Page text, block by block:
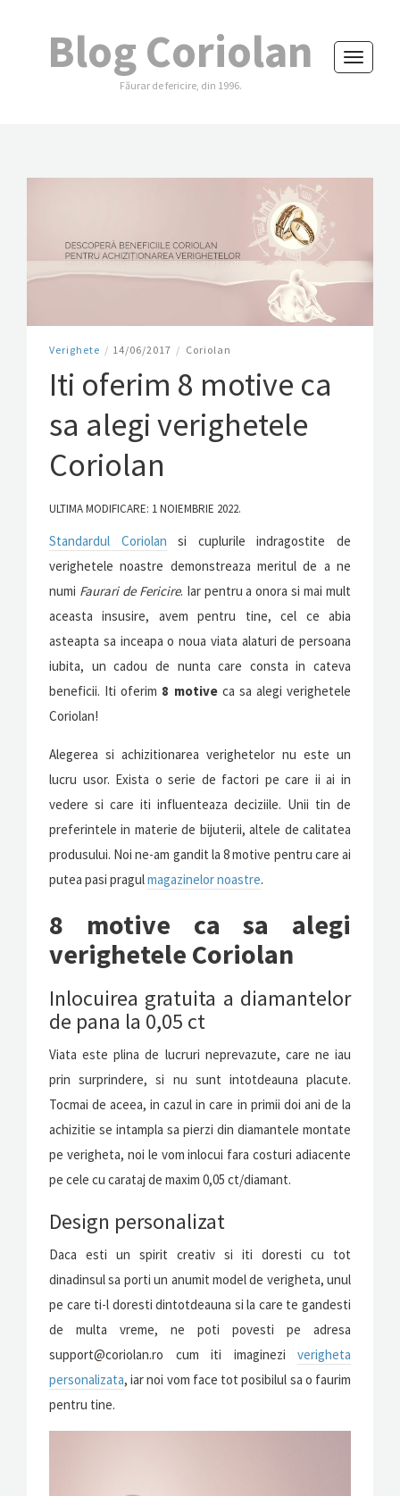
Blog Coriolan
Făurar de fericire, din 1996.
Toggle
Verighete / 14/06/2017 / Coriolan
Iti oferim 8 motive ca
sa alegi verighetele
Coriolan
ULTIMA MODIFICARE: 1 NOIEMBRIE 2022.
Standardul Coriolan si cuplurile indragostite de
verighetele noastre demonstreaza meritul de a ne
numi Faurari de Fericire. Iar pentru a onora si mai mult
aceasta insusire, avem pentru tine, cel ce abia
asteapta sa inceapa o noua viata alaturi de persoana
iubita, un cadou de nunta care consta in cateva
beneficii. Iti oferim 8 motiveca sa alegi verighetele
Coriolan!
Alegerea si achizitionarea verighetelor nu este un
lucru usor. Exista o serie de factori pe care ii ai in
vedere si care iti influenteaza deciziile. Unii tin de
preferintele in materie de bijuterii, altele de calitatea
produsului. Noi ne-am gandit la 8 motive pentru care ai
putea pasi pragulmagazinelor noastre.
8 motive ca sa alegi
verighetele Coriolan
Inlocuirea gratuita a diamantelor
de pana la 0,05 ct
Viata este plina de lucruri neprevazute, care ne iau
prin surprindere, si nu sunt intotdeauna placute.
Tocmai de aceea, in cazul in care in primii doi ani de la
achizitie se intampla sa pierzi din diamantele montate
pe verigheta, noi le vom inlocui fara costuri adiacente
pe cele cu carataj de maxim 0,05 ct/diamant.
Design personalizat
Daca esti un spirit creativ si iti doresti cu tot
dinadinsul sa porti un anumit model de verigheta, unul
pe care ti-l doresti dintotdeauna si la care te gandesti
de multa vreme, ne poti povesti pe adresa
support@coriolan.ro cum iti imaginezi verigheta
personalizata, iar noi vom face tot posibilul sa o faurim
pentru tine.